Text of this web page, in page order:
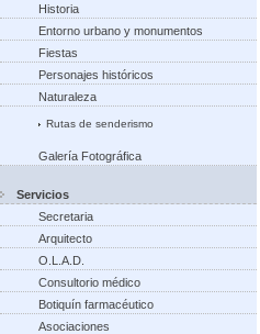
Historia
Entorno urbano y monumentos
Fiestas
Personajes históricos
Naturaleza
Rutas de senderismo
Galería Fotográfica
Servicios
Secretaria
Arquitecto
O.L.A.D.
Consultorio médico
Botiquín farmacéutico
Asociaciones